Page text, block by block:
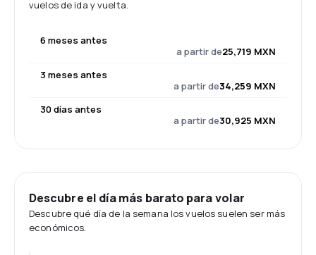
vuelos de ida y vuelta.
6 meses antes
a partir de25,719 MXN
3 meses antes
a partir de34,259 MXN
30 días antes
a partir de30,925 MXN
Descubre el día más barato para volar
Descubre qué día de la semana los vuelos suelen ser más
económicos.